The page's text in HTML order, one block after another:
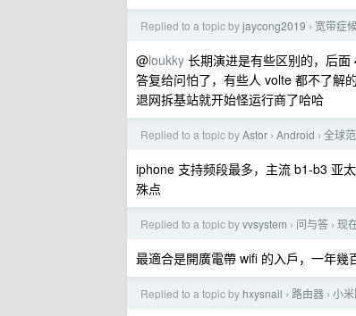
Replied to a topic byjaycong2019 › 宽带症
@loukky 长期演进是有些区别的，后
答复给问怕了，有些人 volte 都不了解
退网拆基站就开始怪运行商了哈哈
Replied to a topic byAstor › Android › 全球
iphone 支持频段最多，主流 b1-b3 亚
殊点
Replied to a topic byvvsystem › 问与答 › 现
最適合是開廣電帶 wifi 的入戶，一年
Replied to a topic by hxysnail › 路由器 › 小